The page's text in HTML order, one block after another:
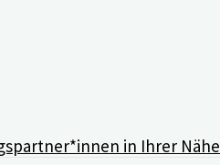
in Ihrer Nähe